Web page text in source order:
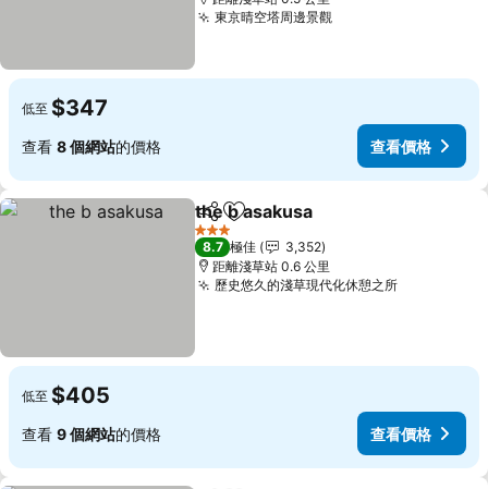
東京晴空塔周邊景觀
低至 $347
查看 8 個網站的價格 查看價格
分享 放到收藏夾
the b asakusa
3 星級
8.7 極佳
3,352
距離淺草站 0.6 公里
歷史悠久的淺草現代化休憩之所
低至 $405
查看 9 個網站的價格 查看價格